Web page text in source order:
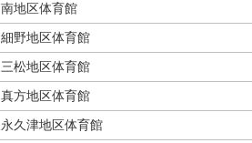
南地区体育館
細野地区体育館
三松地区体育館
真方地区体育館
永久津地区体育館